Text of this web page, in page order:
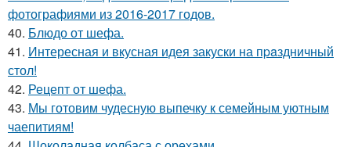
фотографиями из 2016-2017 годов.
40. Блюдо от шефа.
41. Интересная и вкусная идея закуски на пpaздничный
стол!
42. Рецепт от шефа.
43. Мы готовим чудесную выпечку к семейным уютным
чаепитиям!